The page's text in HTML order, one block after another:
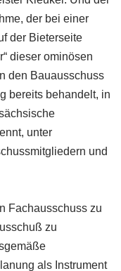
der bei einer
der Bieterseite
dieser ominösen
den Bauausschuss
bereits behandelt, in
unter
und
Fachausschuss zu
zu
als Instrument